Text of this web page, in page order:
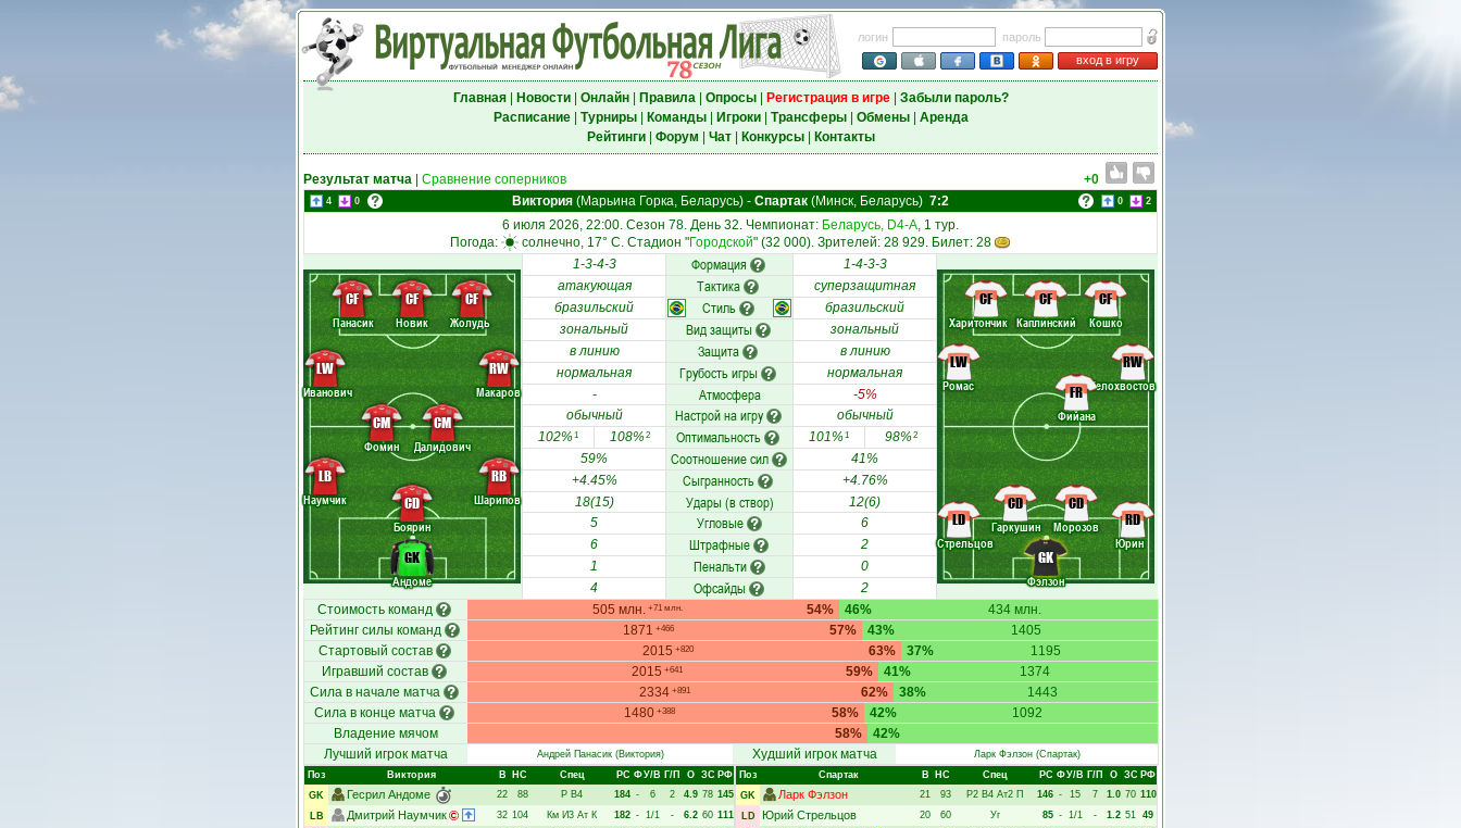
логин
пароль
вход в игру
Главная| Новости| Онлайн| Правила| Опросы| Регистрация в игре| Забыли пароль?
Расписание| Турниры| Команды| Игроки| Трансферы| Обмены| Аренда
Рейтинги| Форум Чат| Конкурсы| Контакты
Результат матча Сравнение соперников +0
4 0 Виктория (Марьина Горка, Беларусь) - Спартак (Минск, Беларусь) 7:2 0 2
6 июля 2026, 22:00. Сезон 78. День 32. Чемпионат: Беларусь, D4-A, 1 тур.
Погода:
солнечно, 17° C. Стадион "Городской" (32 000). Зрителей: 28 929. Билет: 28
Андоме
Наумчик
Боярин
Шарипов
Иванович
Фомин Далидович
Макаров
Панасик Новик Жолудь
GK
LB
CD
RB
LW
CM CM
RW
CF CF CF
1-3-4-3 Формация 1-4-3-3
Фэлзон
Стрельцов
Гаркушин
Морозов
Юрин
Ромас
Фийана
Белохвостов
Харитончик Каплинский Кошко
GK
LD
CD
CD
RD
LW
FR
RW
CF CF CF
атакующая Тактика
суперзащитная
бразильский
Стиль
бразильский
зональный
Вид защиты
зональный
в линию
Защита
в линию
нормальная
Грубость игры
нормальная
-
Атмосфера
-5%
обычный
Настрой на игру
обычный
102%1 108%2 Оптимальность 101%1 98%2
59% Соотношение сил
41%
+4.45%
Сыгранность
+4.76%
18(15)
Удары (в створ)
12(6)
5
Угловые
6
6
Штрафные
2
1
Пенальти
0
4
Офсайды
2
Стоимость команд
505 млн. +71 млн. 54% 434 млн.
46%
Рейтинг силы команд
1871 +466 57% 1405
43%
Стартовый состав
2015 +820 63% 1195
37%
Игравший состав
2015 +641 59% 1374
41%
Сила в начале матча
2334 +891 62% 1443
38%
Сила в конце матча
1480 +388 58% 1092
42%
Владение мячом
58%
42%
Лучший игрок матча
Андрей Панасик(Виктория) Худший игрок матча Ларк Фэлзон(Спартак)
Поз
Виктория В НC Спец РC ФУ/В Г/П О ЗС РФ
GK
Гесрил Андоме 22 88 Р В4 184 - 6 2 4.9 78 145
LB
Дмитрий Наумчик 32 104 Км И3 Ат К 182 - 1/1 - 6.2 60 111
Поз Спартак В НC Спец РC ФУ/В Г/П О ЗС РФ
GK
Ларк Фэлзон 21 93 Р2 В4 Ат2 П 146 - 15 7 1.0 70 110
LD
Юрий Стрельцов 20 60 Уг 85 - 1/1 - 1.2 51 49